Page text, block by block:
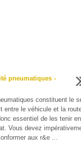
pneumatiques -
constituent le
entre le véhicule et la
essentiel de les tenir en
Vous devez
aux r&e ...